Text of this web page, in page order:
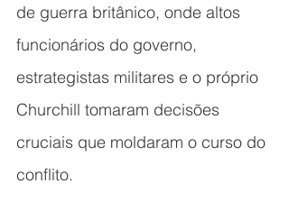
de guerra britânico, onde altos
funcionários do governo,
estrategistas militares e o próprio
Churchill tomaram decisões
cruciais que moldaram o curso do
conflito.